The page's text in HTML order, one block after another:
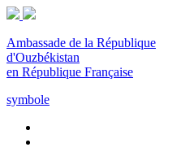
Ambassade de la République
d'Ouzbékistan
en République Française
symbole